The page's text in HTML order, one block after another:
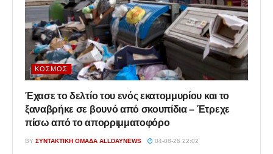
ΚΌΣΜΟΣ
Έχασε το δελτίο του ενός εκατομμυρίου και το
ξαναβρήκε σε βουνό από σκουπίδια – Έτρεχε
πίσω από το απορριμματοφόρο
BY ΣΥΝΤΑΚΤΙΚΉ ΟΜΆΔΑ ALLDAYNEWS 04-08-26 22:02